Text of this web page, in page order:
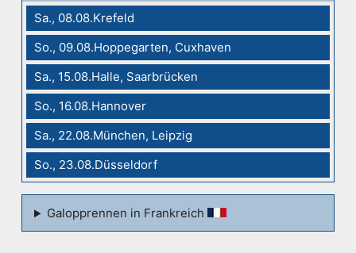
Sa., 08.08.Krefeld
So., 09.08.Hoppegarten, Cuxhaven
Sa., 15.08.Halle, Saarbrücken
So., 16.08.Hannover
Sa., 22.08.München, Leipzig
So., 23.08.Düsseldorf
Galopprennen in Frankreich